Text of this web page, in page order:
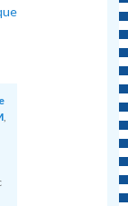
,